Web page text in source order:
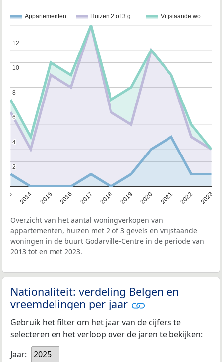
Appartementen Huizen 2 of 3 g… Vrijstaande wo…
2014 2015 2016 2017 2018 2019 2020 2021 2022 2023
2
2
4
4
6
6
8
8
10
10
12
12
Overzicht van het aantal woningverkopen van
appartementen, huizen met 2 of 3 gevels en vrijstaande
woningen in de buurt Godarville-Centre in de periode van
2013 tot en met 2023.
Nationaliteit: verdeling Belgen en
vreemdelingen per jaar
Gebruik het filter om het jaar van de cijfers te
selecteren en het verloop over de jaren te bekijken:
Jaar:
2025